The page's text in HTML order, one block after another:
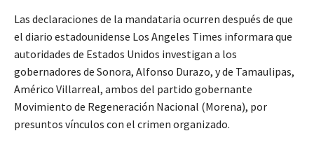
Las declaraciones de la mandataria ocurren después de que
el diario estadounidense Los Angeles Times informara que
autoridades de Estados Unidos investigan a los
gobernadores de Sonora, Alfonso Durazo, y de Tamaulipas,
Américo Villarreal, ambos del partido gobernante
Movimiento de Regeneración Nacional (Morena), por
presuntos vínculos con el crimen organizado.